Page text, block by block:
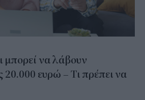
μπορεί να λάβουν
ευρώ – Τι πρέπει να